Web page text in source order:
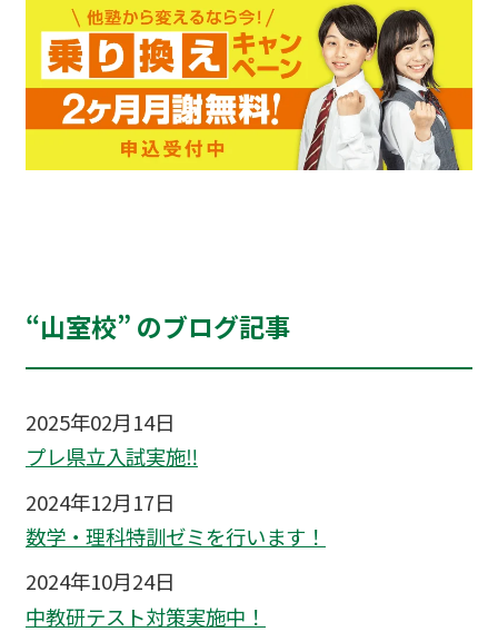
“山室校” のブログ記事
2025年02月14日
プレ県立入試実施‼
2024年12月17日
数学・理科特訓ゼミを行います！
2024年10月24日
中教研テスト対策実施中！